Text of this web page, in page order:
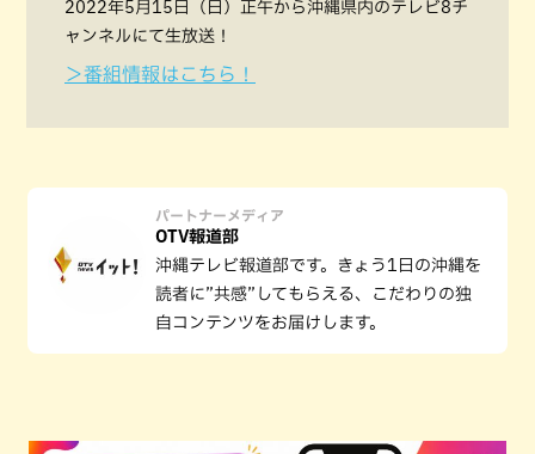
2022年5月15日（日）正午から沖縄県内のテレビ8チ
ャンネルにて生放送！
＞番組情報はこちら！
パートナーメディア
OTV報道部
沖縄テレビ報道部です。きょう1日の沖縄を
読者に”共感”してもらえる、こだわりの独
自コンテンツをお届けします。